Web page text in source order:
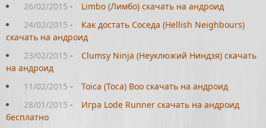
26/02/2015 -
Limbo (Лимбо) скачать на андроид
24/02/2015 -
Как достать Соседа (Hellish Neighbours)
скачать на андроид
23/02/2015 -
Clumsy Ninja (Неуклюжий Ниндзя) скачать
на андроид
11/02/2015 -
Toica (Toca) Boo скачать на андроид
28/01/2015 -
Игра Lode Runner скачать на андроид
бесплатно